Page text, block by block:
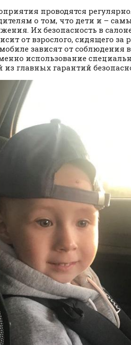
проводятся
о том, что дети и –
Их безопасность в
от взрослого, сидящего за
зависят от
использование
из главных гарантий